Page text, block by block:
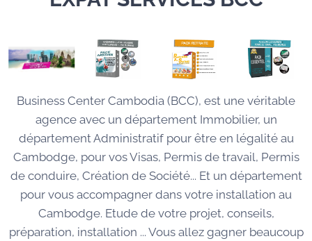
Business Center Cambodia (BCC), est une véritable
agence avec un département Immobilier, un
département Administratif pour être en légalité au
Cambodge, pour vos Visas, Permis de travail, Permis
de conduire, Création de Société... Et un département
pour vous accompagner dans votre installation au
Cambodge. Etude de votre projet, conseils,
préparation, installation ... Vous allez gagner beaucoup